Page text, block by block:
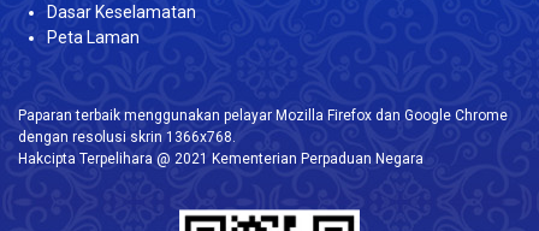
Dasar Keselamatan
Peta Laman
Paparan terbaik menggunakan pelayar Mozilla Firefox dan Google Chrome
dengan resolusi skrin 1366x768.
Hakcipta Terpelihara @ 2021 Kementerian Perpaduan Negara